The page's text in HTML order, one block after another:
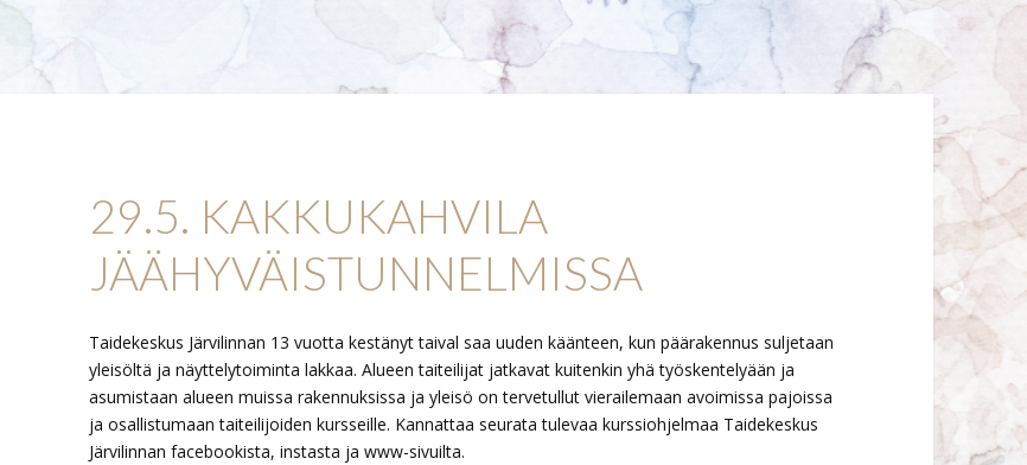
29.5. KAKKUKAHVILA
JÄÄHYVÄISTUNNELMISSA
Taidekeskus Järvilinnan 13 vuotta kestänyt taival saa uuden käänteen, kun päärakennus suljetaan
yleisöltä ja näyttelytoiminta lakkaa. Alueen taiteilijat jatkavat kuitenkin yhä työskentelyään ja
asumistaan alueen muissa rakennuksissa ja yleisö on tervetullut vierailemaan avoimissa pajoissa
ja osallistumaan taiteilijoiden kursseille. Kannattaa seurata tulevaa kurssiohjelmaa Taidekeskus
Järvilinnan facebookista, instasta ja www-sivuilta.